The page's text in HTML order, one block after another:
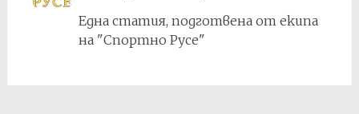
Една статия, подготвена от екипа
на "Спортно Русе"